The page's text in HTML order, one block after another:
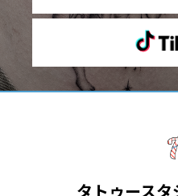
タトゥース